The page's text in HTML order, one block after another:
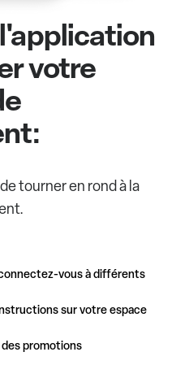
votre
tourner en rond à la
vous à différents
sur votre espace
promotions